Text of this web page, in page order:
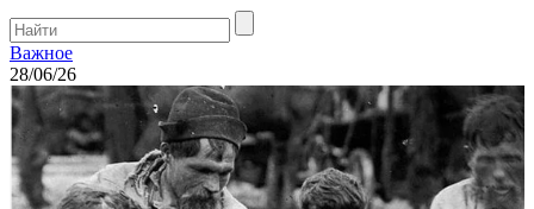
Важное
28/06/26